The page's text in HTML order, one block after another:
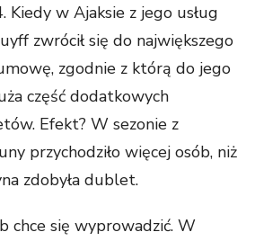
Kiedy w Ajaksie z jego usług
zwrócił się do największego
zgodnie z którą do jego
część dodatkowych
Efekt? W sezonie z
przychodziło więcej osób, niż
zdobyła dublet.
chce się wyprowadzić. W